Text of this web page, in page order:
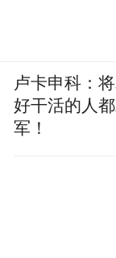
卢卡申科：
好干活的人
军！